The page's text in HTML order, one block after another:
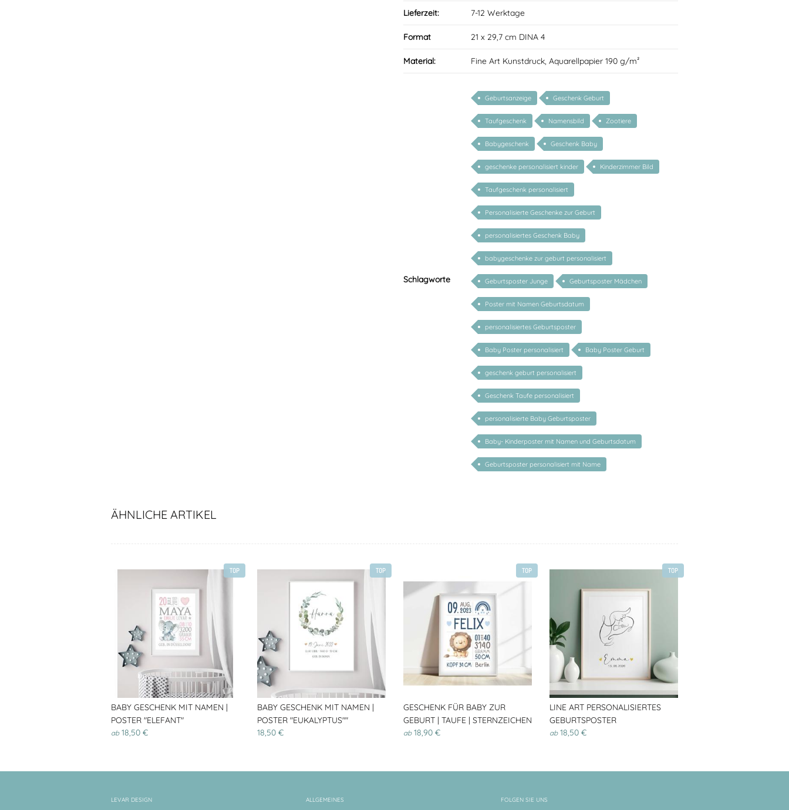
Lieferzeit: 7-12 Werktage
Format 21 x 29,7 cm DINA 4
Material: Fine Art Kunstdruck, Aquarellpapier 190 g/m²
Schlagworte
Geburtsanzeige Geschenk Geburt
Taufgeschenk Namensbild Zootiere
Babygeschenk Geschenk Baby
geschenke personalisiert kinder Kinderzimmer Bild
Taufgeschenk personalisiert
Personalisierte Geschenke zur Geburt
personalisiertes Geschenk Baby
babygeschenke zur geburt personalisiert
Geburtsposter Junge Geburtsposter Mädchen
Poster mit Namen Geburtsdatum
personalisiertes Geburtsposter
Baby Poster personalisiert Baby Poster Geburt
geschenk geburt personalisiert
Geschenk Taufe personalisiert
personalisierte Baby Geburtsposter
Baby- Kinderposter mit Namen und Geburtsdatum
Geburtsposter personalisiert mit Name
ÄHNLICHE ARTIKEL
TOP
BABY GESCHENK MIT NAMEN |
POSTER "ELEFANT"
ab18,50 €
TOP
BABY GESCHENK MIT NAMEN |
POSTER "EUKALYPTUS""
18,50 €
TOP
GESCHENK FÜR BABY ZUR
GEBURT | TAUFE | STERNZEICHEN
ab18,90 €
TOP
LINE ART PERSONALISIERTES
GEBURTSPOSTER
ab18,50 €
LEVAR DESIGN ALLGEMEINES FOLGEN SIE UNS